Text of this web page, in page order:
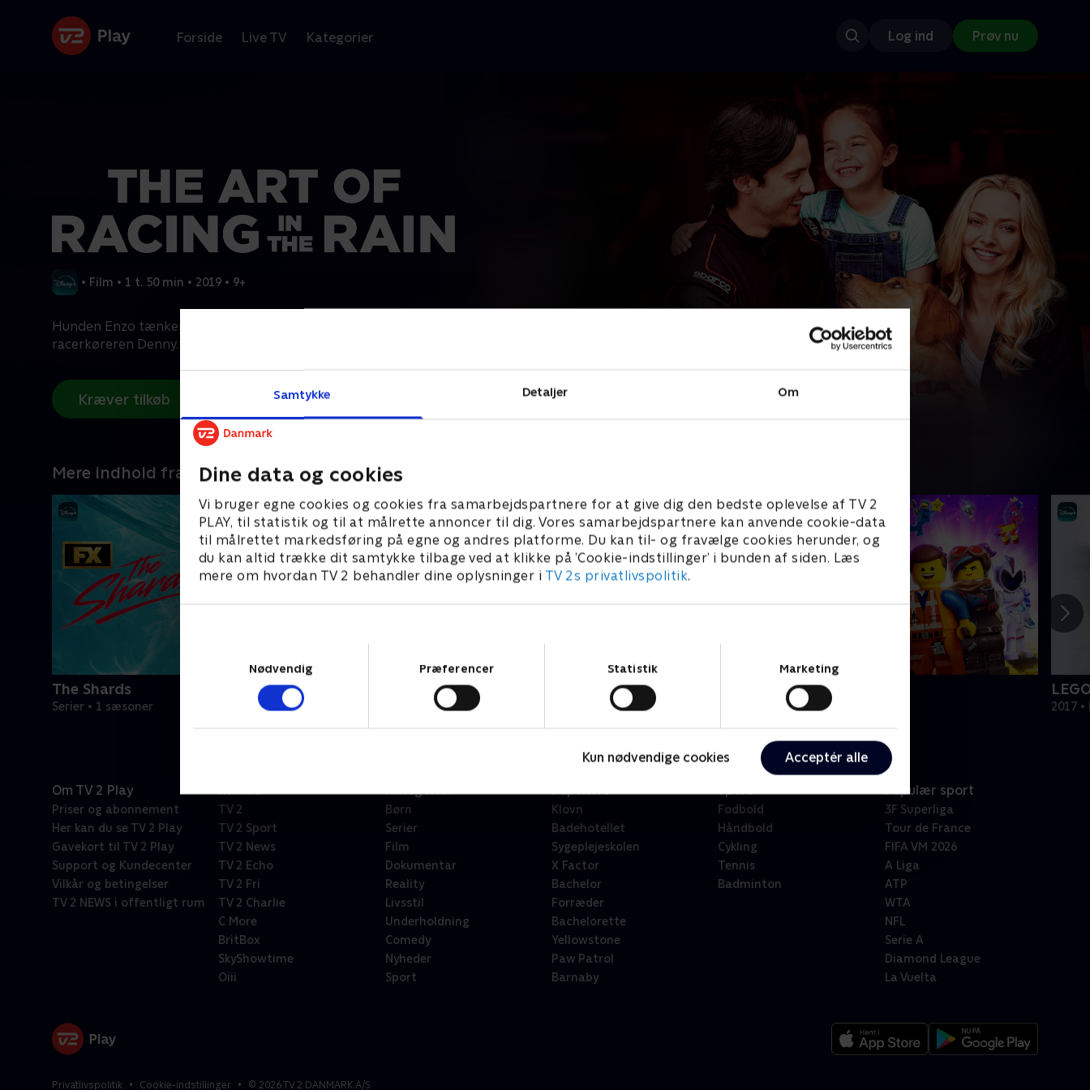
Samtykke Detaljer Om
Dine data og cookies
Vi bruger egne cookies og cookies fra samarbejdspartnere for at give dig den bedste oplevelse af TV 2
PLAY, til statistik og til at målrette annoncer til dig. Vores samarbejdspartnere kan anvende cookie-data
til målrettet markedsføring på egne og andres platforme. Du kan til- og fravælge cookies herunder, og
du kan altid trække dit samtykke tilbage ved at klikke på ’Cookie-indstillinger’ i bunden af siden. Læs
mere om hvordan TV 2 behandler dine oplysninger i TV 2s privatlivspolitik.
Nødvendig
Præferencer Statistik Marketing
Kun nødvendige cookies Acceptér alle
Forside Live TV Kategorier Log ind Prøv nu
• Film • 1 t. 50 min • 2019 • 9+
Hunden Enzo tænker tilbage på sine oplevelser med sin ejer,
racerkøreren Denny.
Kræver tilkøb
Mere indhold fra Disney+
The Shards
Serier • 1 sæsoner
Star Wars: Visions Presents - The Ninth Jedi
Serier • 1 sæsoner
LEGO filmen 2
2019 • Film • 1 t. 47 min 2017
Om TV 2 Play
Priser og abonnement
Her kan du se TV 2 Play
Gavekort til TV 2 Play
Support og Kundecenter
Vilkår og betingelser
TV 2 NEWS i offentligt rum
Kanaler
TV 2
TV 2 Sport
TV 2 News
TV 2 Echo
TV 2 Fri
TV 2 Charlie
C More
BritBox
SkyShowtime
Oiii
Kategorier
Børn
Serier
Film
Dokumentar
Reality
Livsstil
Underholdning
Comedy
Nyheder
Sport
Populært
Klovn
Badehotellet
Sygeplejeskolen
X Factor
Bachelor
Forræder
Bachelorette
Yellowstone
Paw Patrol
Barnaby
Sport
Fodbold
Håndbold
Cykling
Tennis
Badminton
Populær sport
3F Superliga
Tour de France
FIFA VM 2026
A Liga
ATP
WTA
NFL
Serie A
Diamond League
La Vuelta
Privatlivspolitik Cookie-indstillinger © 2026TV 2 DANMARK A/S